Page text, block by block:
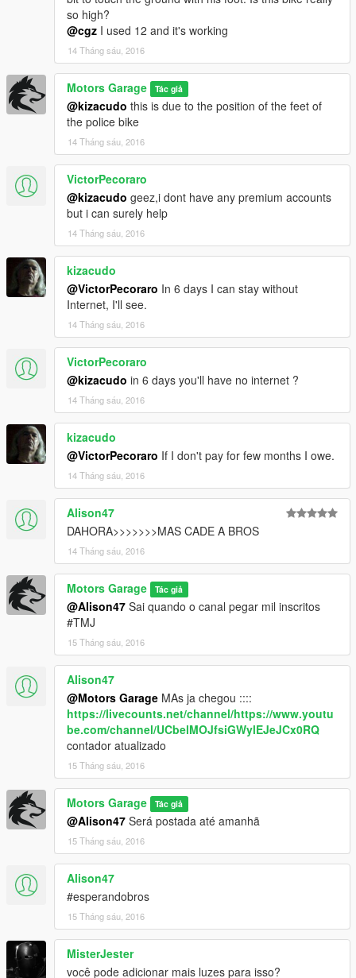
Quer me falar alguma coisa? Mande mensagem na página,
respondo quando possível:
https://www.facebook.com/nfsw.lucas
caso queira mais mods como esse, mantenha os créditos, e o
link original de download!
Peço com muita educação que respeite o trabalho dos outros.
********************BRAZIL********************
so high?
@cgz I used 12 and it's working
14 Tháng sáu, 2016
Motors Garage Tác giả
@kizacudo this is due to the position of the feet of
the police bike
14 Tháng sáu, 2016
VictorPecoraro
@kizacudo geez,i dont have any premium accounts
but i can surely help
14 Tháng sáu, 2016
kizacudo
@VictorPecoraro In 6 days I can stay without
Internet, I'll see.
14 Tháng sáu, 2016
VictorPecoraro
@kizacudo in 6 days you'll have no internet ?
14 Tháng sáu, 2016
kizacudo
@VictorPecoraro If I don't pay for few months I owe.
14 Tháng sáu, 2016
Alison47
DAHORA>>>>>>>MAS CADE A BROS
14 Tháng sáu, 2016
Motors Garage Tác giả
@Alison47 Sai quando o canal pegar mil inscritos
#TMJ
15 Tháng sáu, 2016
Alison47
@Motors Garage MAs ja chegou ::::
https://livecounts.net/channel/https://www.youtu
be.com/channel/UCbelMOJfsiGWylEJeJCx0RQ
contador atualizado
15 Tháng sáu, 2016
Motors Garage Tác giả
@Alison47 Será postada até amanhã
15 Tháng sáu, 2016
Alison47
#esperandobros
15 Tháng sáu, 2016
MisterJester
você pode adicionar mais luzes para isso?